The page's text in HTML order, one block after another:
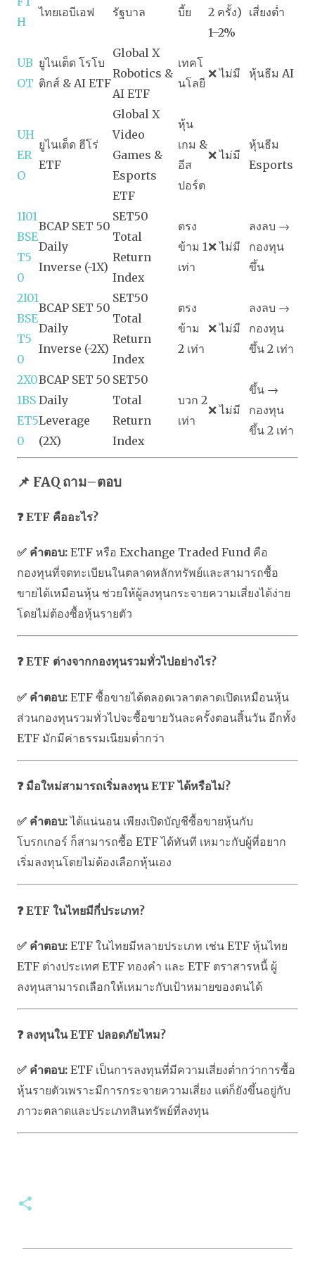
H
ไทยเอบีเอฟ รัฐบาล บี้ย
2 ครั้ง)
1–2%
เสี่ยงต่ำ
UB
OT
ยูไนเต็ด โรโบ
ติกส์ & AI ETF
Global X
Robotics &
AI ETF
เทคโ
นโลยี
❌ ไม่มี หุ้นธีม AI
UH
ER
O
ยูไนเต็ด ฮีโร่
ETF
Global X
Video
Games &
Esports
ETF
หุ้น
เกม &
อีส
ปอร์ต
❌ ไม่มี
หุ้นธีม
Esports
1I01
BSE
T5
0
BCAP SET 50
Daily
Inverse (-1X)
SET50
Total
Return
Index
ตรง
ข้าม 1
เท่า
❌ ไม่มี
ลงลบ →
กองทุน
ขึ้น
2I01
BSE
T5
0
BCAP SET 50
Daily
Inverse (-2X)
SET50
Total
Return
Index
ตรง
ข้าม
2 เท่า
❌ ไม่มี
ลงลบ →
กองทุน
ขึ้น 2 เท่า
2X0
1BS
ET5
0
BCAP SET 50
Daily
Leverage
(2X)
SET50
Total
Return
Index
บวก 2
เท่า
❌ ไม่มี
ขึ้น →
กองทุน
ขึ้น 2 เท่า
📌 FAQ ถาม–ตอบ
❓ ETF คืออะไร?
✅ คำตอบ: ETF หรือ Exchange Traded Fund คือ
กองทุนที่จดทะเบียนในตลาดหลักทรัพย์และสามารถซื้อ
ขายได้เหมือนหุ้น ช่วยให้ผู้ลงทุนกระจายความเสี่ยงได้ง่าย
โดยไม่ต้องซื้อหุ้นรายตัว
❓ ETF ต่างจากกองทุนรวมทั่วไปอย่างไร?
✅ คำตอบ: ETF ซื้อขายได้ตลอดเวลาตลาดเปิดเหมือนหุ้น
ส่วนกองทุนรวมทั่วไปจะซื้อขายวันละครั้งตอนสิ้นวัน อีกทั้ง
ETF มักมีค่าธรรมเนียมต่ำกว่า
❓ มือใหม่สามารถเริ่มลงทุน ETF ได้หรือไม่?
✅ คำตอบ:ได้แน่นอน เพียงเปิดบัญชีซื้อขายหุ้นกับ
โบรกเกอร์ ก็สามารถซื้อ ETF ได้ทันที เหมาะกับผู้ที่อยาก
เริ่มลงทุนโดยไม่ต้องเลือกหุ้นเอง
❓ ETF ในไทยมีกี่ประเภท?
✅ คำตอบ: ETF ในไทยมีหลายประเภท เช่น ETF หุ้นไทย
ETF ต่างประเทศ ETF ทองคำ และ ETF ตราสารหนี้ ผู้
ลงทุนสามารถเลือกให้เหมาะกับเป้าหมายของตนได้
❓ ลงทุนใน ETF ปลอดภัยไหม?
✅ คำตอบ: ETF เป็นการลงทุนที่มีความเสี่ยงต่ำกว่าการซื้อ
หุ้นรายตัวเพราะมีการกระจายความเสี่ยง แต่ก็ยังขึ้นอยู่กับ
ภาวะตลาดและประเภทสินทรัพย์ที่ลงทุน